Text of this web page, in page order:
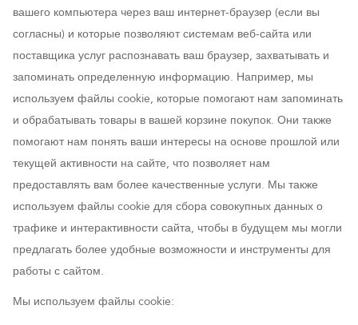
вашего компьютера через ваш интернет-браузер (если вы
согласны) и которые позволяют системам веб-сайта или
поставщика услуг распознавать ваш браузер, захватывать и
запоминать определенную информацию. Например, мы
используем файлы cookie, которые помогают нам запоминать
и обрабатывать товары в вашей корзине покупок. Они также
помогают нам понять ваши интересы на основе прошлой или
текущей активности на сайте, что позволяет нам
предоставлять вам более качественные услуги. Мы также
используем файлы cookie для сбора совокупных данных о
трафике и интерактивности сайта, чтобы в будущем мы могли
предлагать более удобные возможности и инструменты для
работы с сайтом.
Мы используем файлы cookie: